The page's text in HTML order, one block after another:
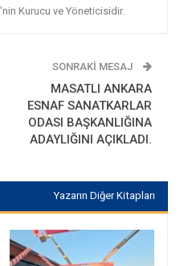
Kurucu ve Yöneticisidir.
SONRAKI MESAJ
MASATLI ANKARA
ESNAF SANATKARLAR
ODASI BAŞKANLIĞINA
ADAYLIĞINI AÇIKLADI.
Yazarın Diğer Kitapları